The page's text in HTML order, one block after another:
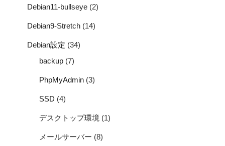
Debian11-bullseye (2)
Debian9-Stretch (14)
Debian設定 (34)
backup (7)
PhpMyAdmin (3)
SSD (4)
デスクトップ環境 (1)
メールサーバー (8)